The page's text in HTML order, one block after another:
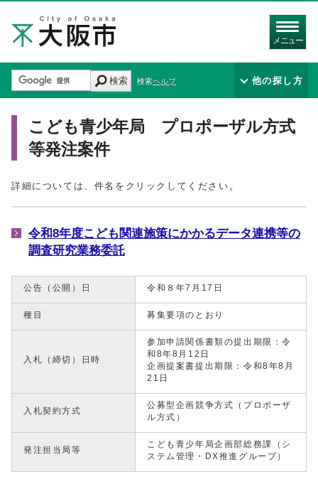
メニュー
検索 検索ヘルプ 他の探し方
こども青少年局 プロポーザル方式
等発注案件
詳細については、件名をクリックしてください。
令和8年度こども関連施策にかかるデータ連携等の
調査研究業務委託
公告（公開）日 令和８年7月17日
種目 募集要項のとおり
入札（締切）日時
参加申請関係書類の提出期限：令
和8年8月12日
企画提案書提出期限：令和8年8月
21日
入札契約方式
公募型企画競争方式（プロポーザ
ル方式）
発注担当局等
こども青少年局企画部総務課（シ
ステム管理・DX推進グループ）